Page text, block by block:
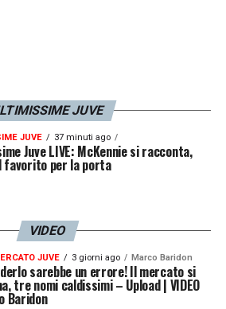
JUVE
JUVE 37 minuti ago
Juve LIVE: McKennie si racconta,
favorito per la porta
VIDEO
JUVE 3 giorni ago Marco Baridon
sarebbe un errore! Il mercato si
tre nomi caldissimi – Upload | VIDEO
Baridon